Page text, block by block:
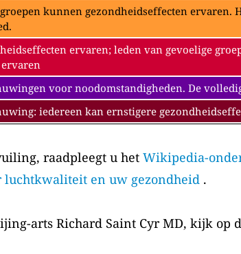
kunnen gezondheidseffecten
ervaren; leden van gevoelige
voor noodomstandigheden. De
iedereen kan ernstigere
raadpleegt u het Wikipedia-
luchtkwaliteit en uw gezondheid.
arts Richard Saint Cyr MD, kijk op